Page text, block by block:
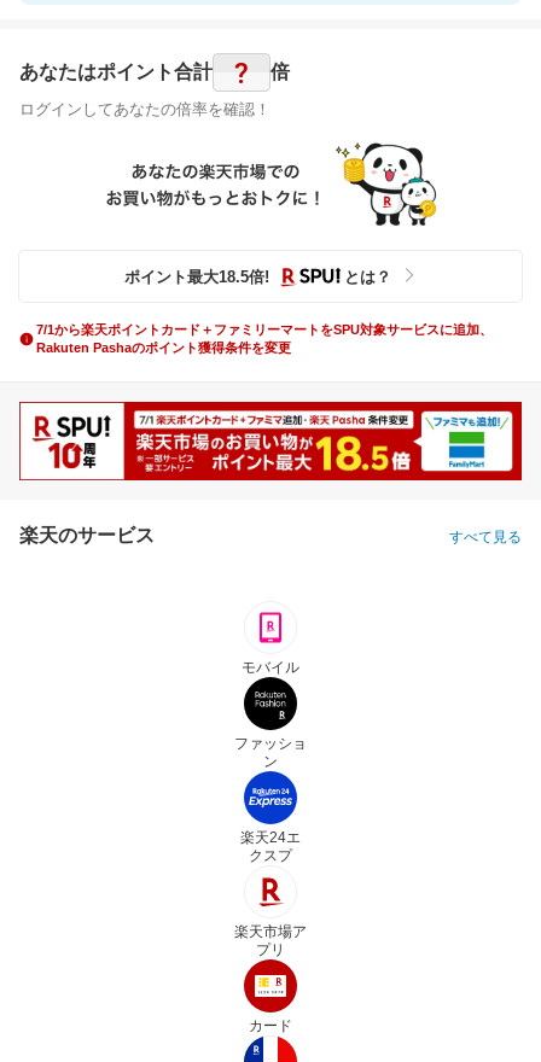
あなたはポイント合計 ? 倍
ログインしてあなたの倍率を確認！
ポイント最大18.5倍! とは？
7/1から楽天ポイントカード＋ファミリーマートをSPU対象サービスに追加、
Rakuten Pashaのポイント獲得条件を変更
楽天のサービス すべて見る
モバイル
ファッショ
ン
楽天24エ
クスプ
楽天市場ア
プリ
カード